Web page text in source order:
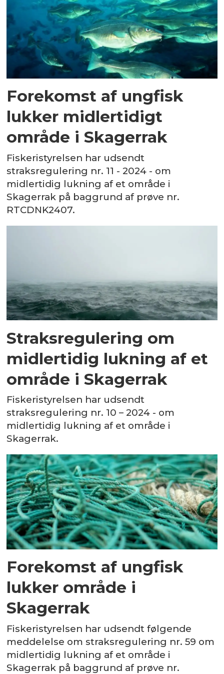
Forekomst af ungfisk
lukker midlertidigt
område i Skagerrak
Fiskeristyrelsen har udsendt
straksregulering nr. 11 - 2024 - om
midlertidig lukning af et område i
Skagerrak på baggrund af prøve nr.
RTCDNK2407.
Straksregulering om
midlertidig lukning af et
område i Skagerrak
Fiskeristyrelsen har udsendt
straksregulering nr. 10 – 2024 - om
midlertidig lukning af et område i
Skagerrak.
Forekomst af ungfisk
lukker område i
Skagerrak
Fiskeristyrelsen har udsendt følgende
meddelelse om straksregulering nr. 59 om
midlertidig lukning af et område i
Skagerrak på baggrund af prøve nr.